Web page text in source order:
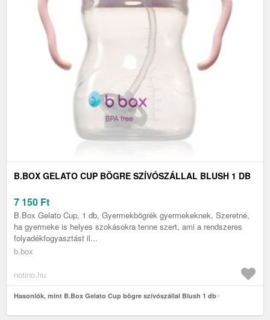
B.BOX GELATO CUP BÖGRE SZÍVÓSZÁLLAL BLUSH 1 DB
7 150 Ft
B.Box Gelato Cup, 1 db, Gyermekbögrék gyermekeknek, Szeretné,
ha gyermeke is helyes szokásokra tenne szert, ami a rendszeres
folyadékfogyasztást il...
b.box
notino.hu
Hasonlók, mint B.Box Gelato Cup bögre szívószállal Blush 1 db